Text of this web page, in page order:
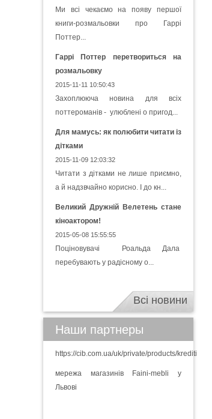
Ми всі чекаємо на появу першої
книги-розмальовки про Гаррі
Поттер...
Гаррі Поттер перетвориться на
розмальовку
2015-11-11 10:50:43
Захоплююча новина для всіх
поттероманів - улюблені о пригод...
Для мамусь: як полюбити читати із
дітками
2015-11-09 12:03:32
Читати з дітками не лише приємно,
а й надзвчайно корисно. І до кн...
Великий Дружній Велетень стане
кіноактором!
2015-05-08 15:55:55
Поціновувачі Роальда Дала
перебувають у радісному о...
Всі новини
Наши партнеры
https://cib.com.ua/uk/private/products/krediti
мережа магазинів Faini-mebli у
Львові